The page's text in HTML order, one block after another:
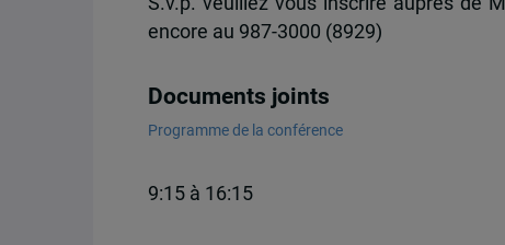
encore au 987-3000 (8929)
Documents joints
Programme de la conférence
9:15 à 16:15